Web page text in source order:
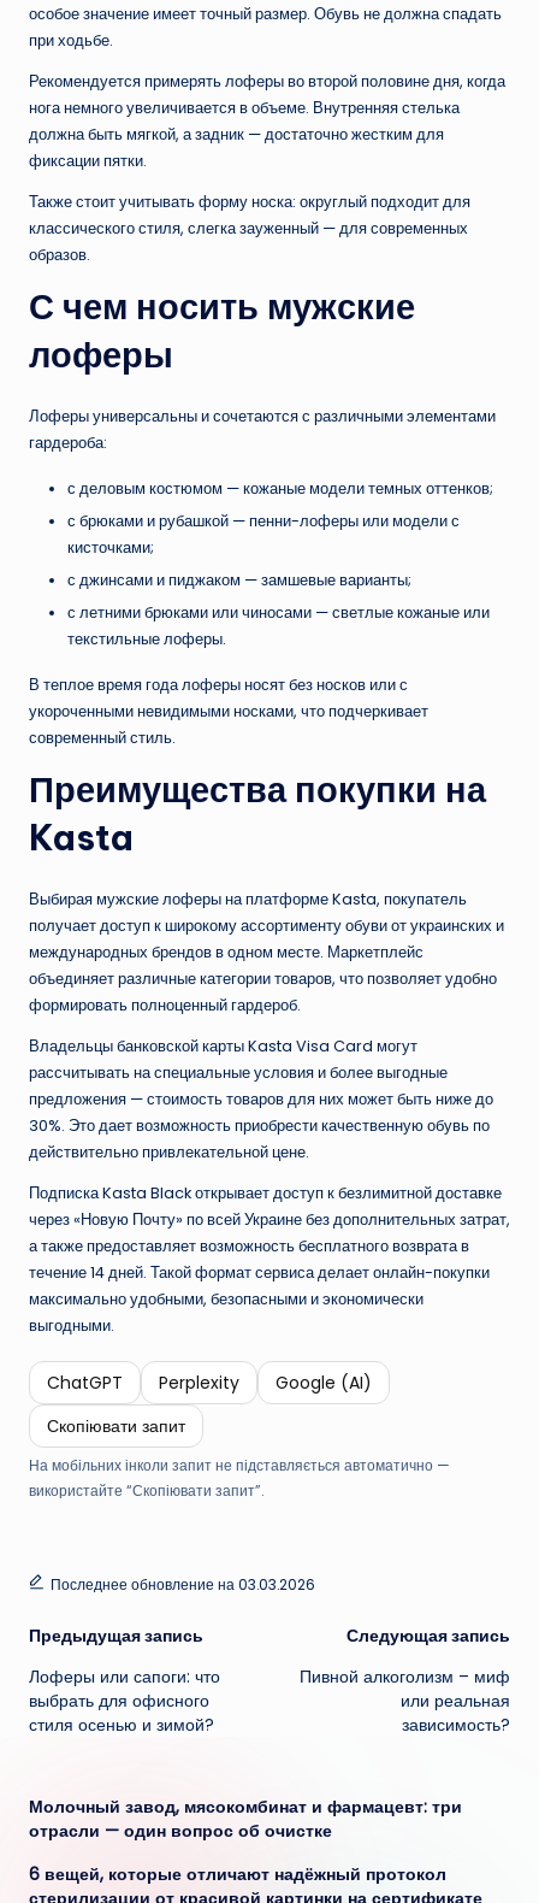
особое значение имеет точный размер. Обувь не должна спадать
при ходьбе.
Рекомендуется примерять лоферы во второй половине дня, когда
нога немного увеличивается в объеме. Внутренняя стелька
должна быть мягкой, а задник — достаточно жестким для
фиксации пятки.
Также стоит учитывать форму носка: округлый подходит для
классического стиля, слегка зауженный — для современных
образов.
С чем носить мужские
лоферы
Лоферы универсальны и сочетаются с различными элементами
гардероба:
с деловым костюмом — кожаные модели темных оттенков;
с брюками и рубашкой — пенни-лоферы или модели с
кисточками;
с джинсами и пиджаком — замшевые варианты;
с летними брюками или чиносами — светлые кожаные или
текстильные лоферы.
В теплое время года лоферы носят без носков или с
укороченными невидимыми носками, что подчеркивает
современный стиль.
Преимущества покупки на
Kasta
Выбирая мужские лоферы на платформе Kasta, покупатель
получает доступ к широкому ассортименту обуви от украинских и
международных брендов в одном месте. Маркетплейс
объединяет различные категории товаров, что позволяет удобно
формировать полноценный гардероб.
Владельцы банковской карты Kasta Visa Card могут
рассчитывать на специальные условия и более выгодные
предложения — стоимость товаров для них может быть ниже до
30%. Это дает возможность приобрести качественную обувь по
действительно привлекательной цене.
Подписка Kasta Black открывает доступ к безлимитной доставке
через «Новую Почту» по всей Украине без дополнительных затрат,
а также предоставляет возможность бесплатного возврата в
течение 14 дней. Такой формат сервиса делает онлайн-покупки
максимально удобными, безопасными и экономически
выгодными.
ChatGPT Perplexity
Google (AI)
Скопіювати запит
На мобільних інколи запит не підставляється автоматично —
використайте “Скопіювати запит”.
Последнее обновление на 03.03.2026
Навигация
записи
Предыдущая запись
Лоферы или сапоги: что
выбрать для офисного
стиля осенью и зимой?
Следующая запись
Пивной алкоголизм – миф
или реальная
зависимость?
Молочный завод, мясокомбинат и фармацевт: три
отрасли — один вопрос об очистке
6 вещей, которые отличают надёжный протокол